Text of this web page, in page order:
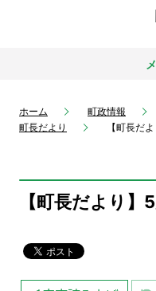
ホーム 町政情報
町長だより
【町長だ
【町長だより】